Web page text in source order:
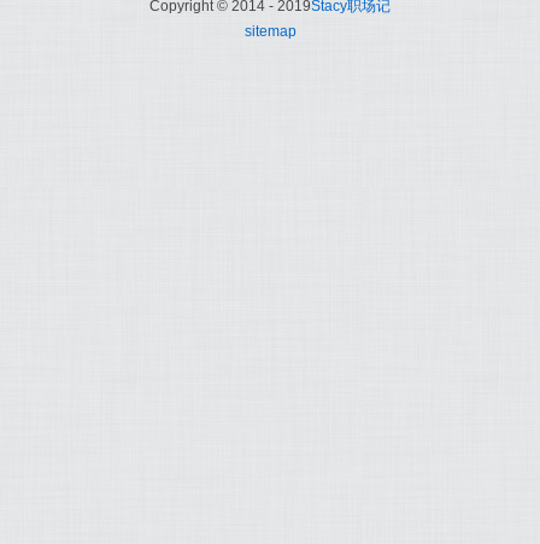
Copyright © 2014 - 2019Stacy职场记
sitemap